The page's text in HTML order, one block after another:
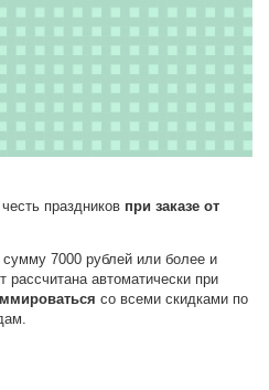
праздников при заказе от
сумму 7000 рублей или более и
рассчитана автоматически при
со всеми скидками по